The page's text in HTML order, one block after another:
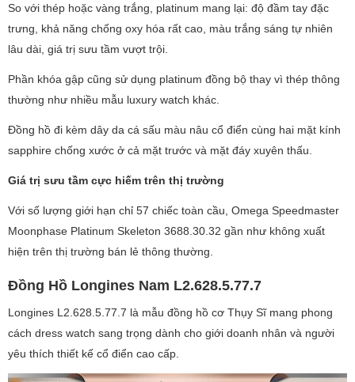
So với thép hoặc vàng trắng, platinum mang lại: độ đầm tay đặc
trưng, khả năng chống oxy hóa rất cao, màu trắng sáng tự nhiên
lâu dài, giá trị sưu tầm vượt trội.
Phần khóa gập cũng sử dụng platinum đồng bộ thay vì thép thông
thường như nhiều mẫu luxury watch khác.
Đồng hồ đi kèm dây da cá sấu màu nâu cổ điển cùng hai mặt kính
sapphire chống xước ở cả mặt trước và mặt đáy xuyên thấu.
Giá trị sưu tầm cực hiếm trên thị trường
Với số lượng giới hạn chỉ 57 chiếc toàn cầu, Omega Speedmaster
Moonphase Platinum Skeleton 3688.30.32 gần như không xuất
hiện trên thị trường bán lẻ thông thường.
Đồng Hồ Longines Nam L2.628.5.77.7
Longines L2.628.5.77.7 là mẫu đồng hồ cơ Thụy Sĩ mang phong
cách dress watch sang trọng dành cho giới doanh nhân và người
yêu thích thiết kế cổ điển cao cấp.